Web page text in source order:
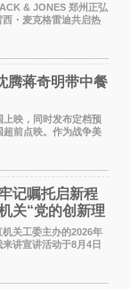
& JONES 郑州正弘
・麦克格雷迪共启热
全国首店，于郑
传奇球星
腾蒋奇明带中餐
映，同时发布定档预
前点映。作为战争美
记嘱托启新程
关“党的创新理
动圆满落幕
关工委主办的2026年
讲宣讲活动于8月4日
"牢记嘱托 感恩奋进
题，坚持以新时代中国